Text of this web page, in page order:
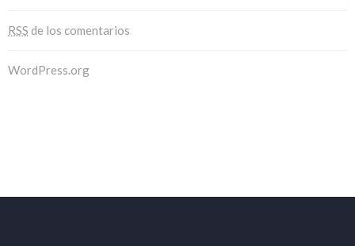
RSS de los comentarios
WordPress.org